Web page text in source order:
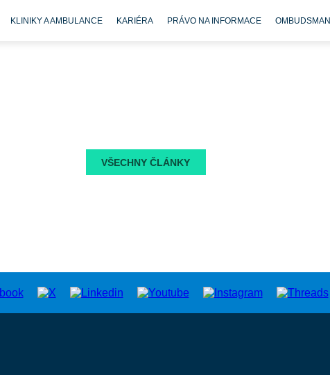
KLINIKY A AMBULANCE KARIÉRA PRÁVO NA INFORMACE OMBUDSMAN
VŠECHNY ČLÁNKY